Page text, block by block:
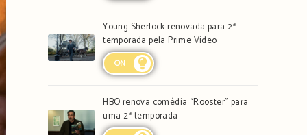
Young Sherlock renovada para 2ª
temporada pela Prime Video
ON
HBO renova comédia “Rooster” para
uma 2ª temporada